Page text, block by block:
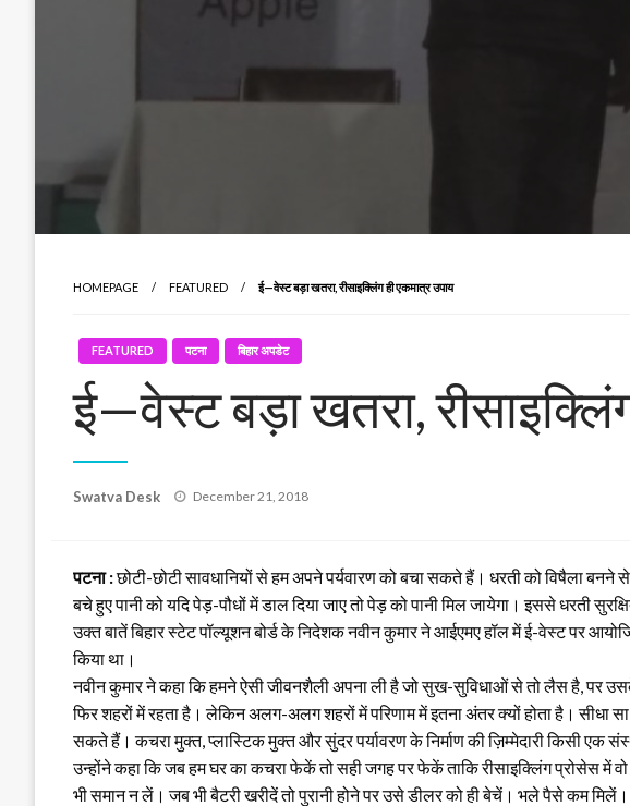
HOMEPAGE FEATURED ई—वेस्ट बड़ा खतरा, रीसाइक्लिंग ही एकमात्र उपाय
FEATURED पटना बिहार अपडेट
ई—वेस्ट बड़ा खतरा,
Swatva Desk
Posted
December 21, 2018
पटना :छोटी-छोटी सावधानियों से हम अपने पर्यवारण को बचा सकते हैं। धरती को विषैला
बचे हुए पानी को यदि पेड़-पौधों में डाल दिया जाए तो पेड़ को पानी मिल जायेगा। इससे धरती
उक्त बातें बिहार स्टेट पॉल्यूशन बोर्ड के निदेशक नवीन कुमार ने आईएमए हॉल में ई-वेस्ट पर
किया था।
नवीन कुमार ने कहा कि हमने ऐसी जीवनशैली अपना ली है जो सुख-सुविधाओं से तो लैस है, पर
फिर शहरों में रहता है। लेकिन अलग-अलग शहरों में परिणाम में इतना अंतर क्यों होता है। सीधा
सकते हैं। कचरा मुक्त, प्लास्टिक मुक्त और सुंदर पर्यावरण के निर्माण की ज़िम्मेदारी किसी एक
उन्होंने कहा कि जब हम घर का कचरा फेकें तो सही जगह पर फेकें ताकि रीसाइक्लिंग प्रोसेस में
भी समान न लें। जब भी बैटरी खरीदें तो पुरानी होने पर उसे डीलर को ही बेचें। भले पैसे कम